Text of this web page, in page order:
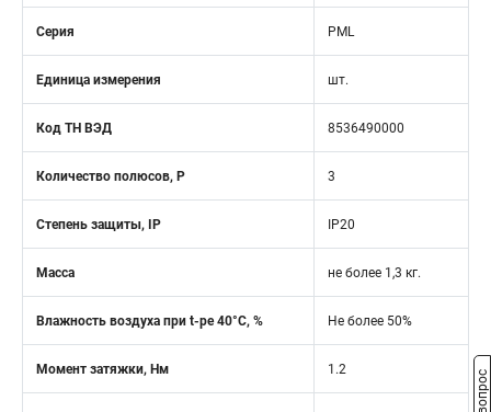
Серия PML
Единица измерения шт.
Код ТН ВЭД 8536490000
Количество полюсов, Р 3
Степень защиты, IP IP20
Масса не более 1,3 кг.
Влажность воздуха при t-ре 40°C, % Не более 50%
Момент затяжки, Нм 1.2